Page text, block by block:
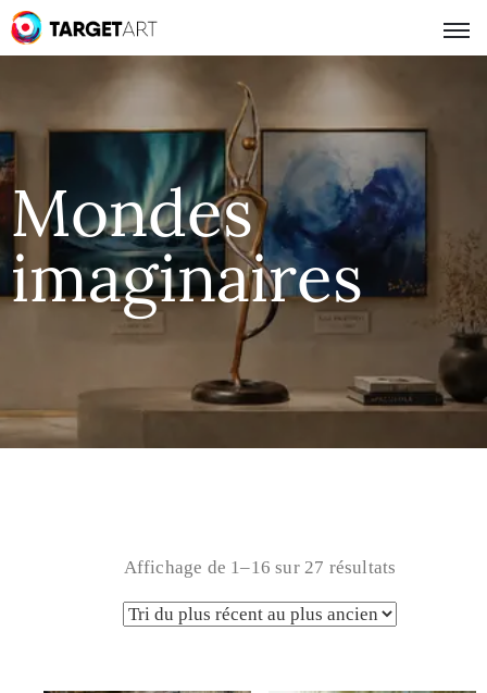
Mondes
imaginaires
Affichage de 1–16 sur 27 résultats